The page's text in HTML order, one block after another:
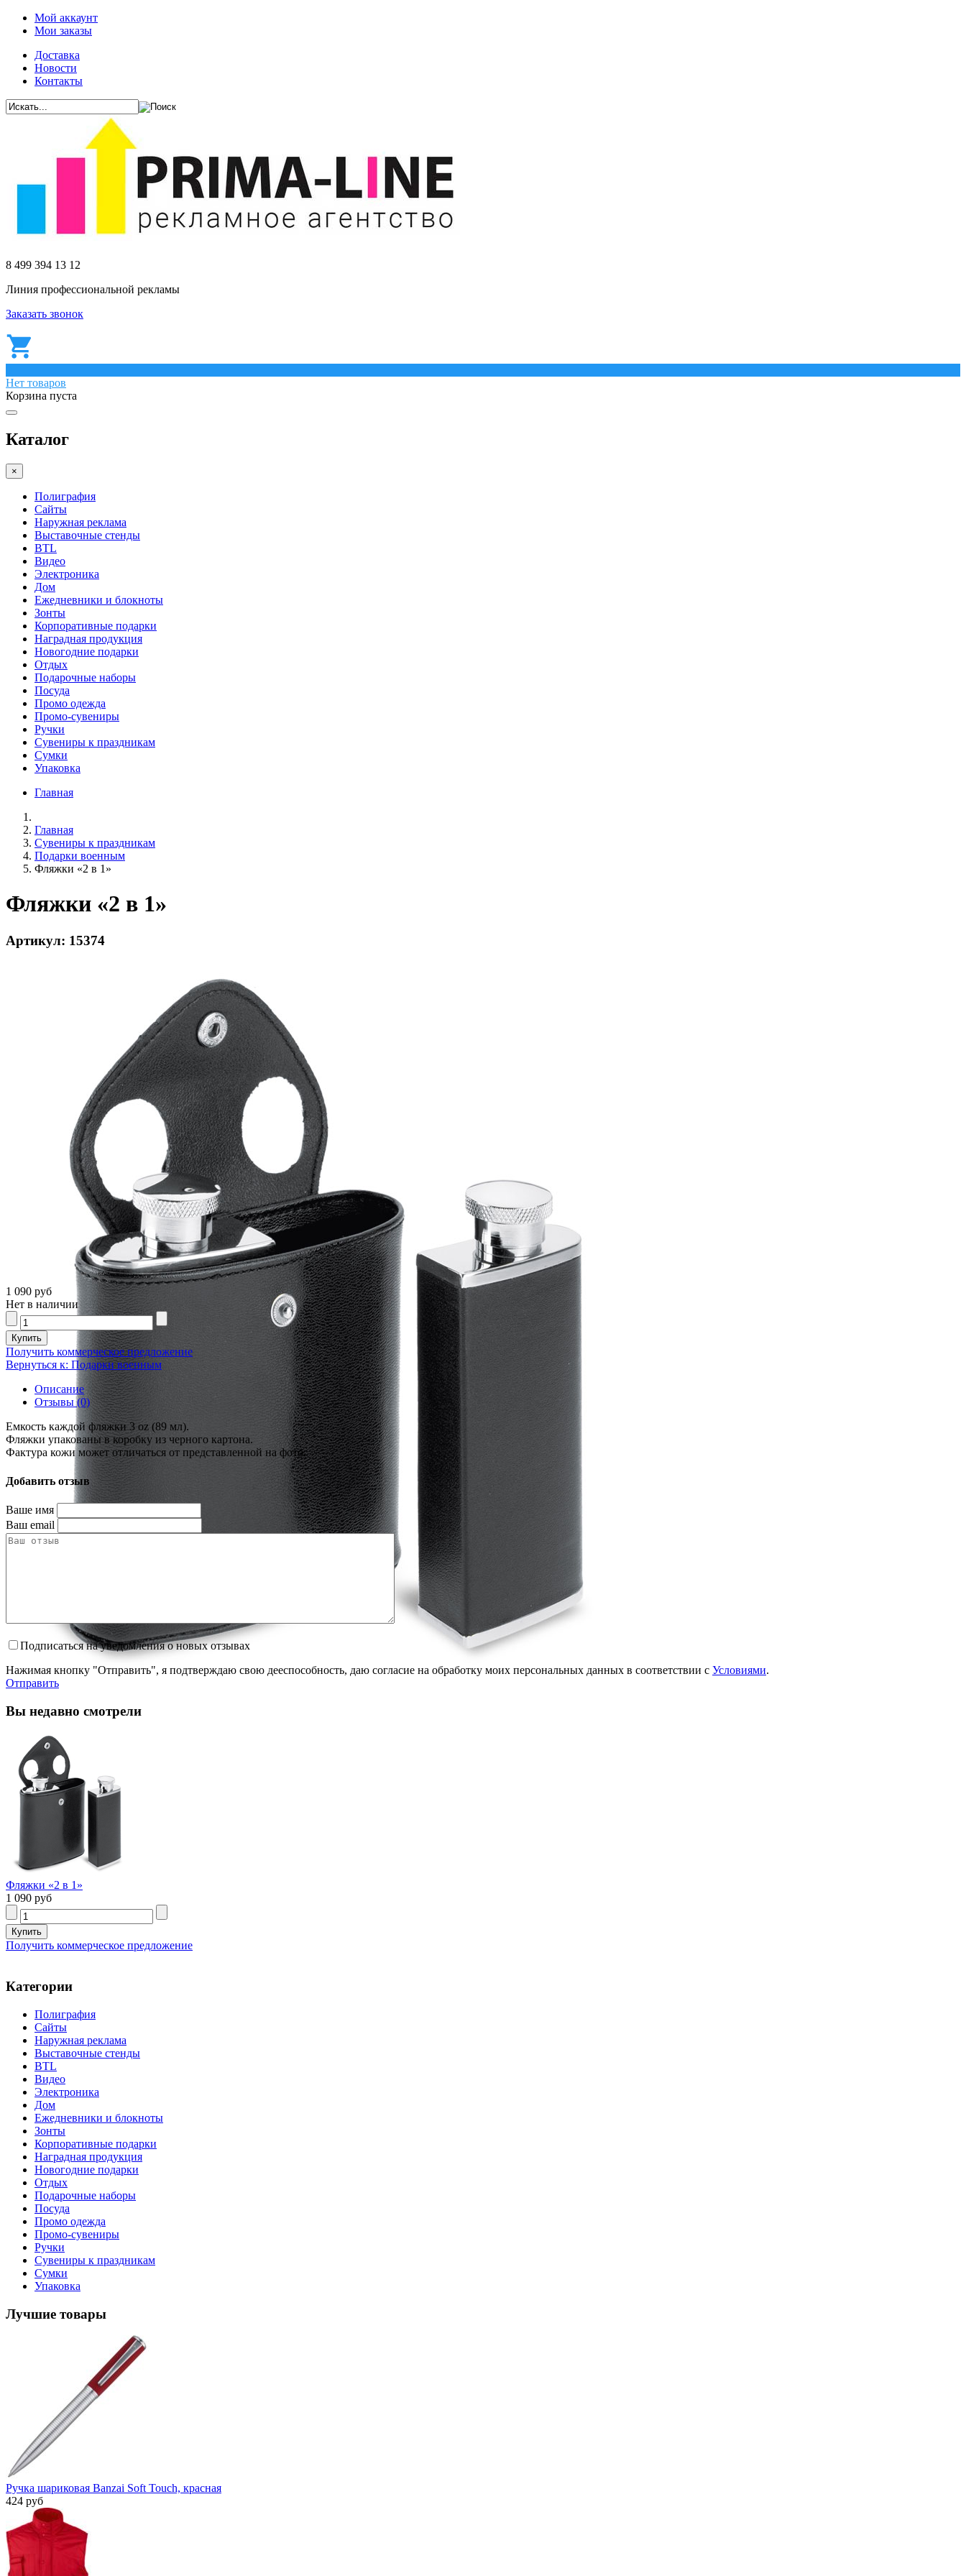
Мой аккаунт
Мои заказы
Доставка
Новости
Контакты
8 499 394 13 12
Линия профессиональной рекламы
Заказать звонок
Нет товаров
Корзина пуста
Каталог
×
Полиграфия
Сайты
Наружная реклама
Выставочные стенды
BTL
Видео
Электроника
Дом
Ежедневники и блокноты
Зонты
Корпоративные подарки
Наградная продукция
Новогодние подарки
Отдых
Подарочные наборы
Посуда
Промо одежда
Промо-сувениры
Ручки
Сувениры к праздникам
Сумки
Упаковка
Главная
Главная
Сувениры к праздникам
Подарки военным
Фляжки «2 в 1»
Фляжки «2 в 1»
Артикул: 15374
1 090 руб
Нет в наличии
Получить коммерческое предложение
Вернуться к: Подарки военным
Описание
Отзывы (0)
Емкость каждой фляжки 3 oz (89 мл).
Фляжки упакованы в коробку из черного картона.
Фактура кожи может отличаться от представленной на фото.
Добавить отзыв
Ваше имя
Ваш email
Подписаться на уведомления о новых отзывах
Нажимая кнопку "Отправить", я подтверждаю свою дееспособность, даю согласие на обработку моих персональных данных в соответствии с Условиями.
Отправить
Вы недавно смотрели
Фляжки «2 в 1»
1 090 руб
Получить коммерческое предложение
Категории
Полиграфия
Сайты
Наружная реклама
Выставочные стенды
BTL
Видео
Электроника
Дом
Ежедневники и блокноты
Зонты
Корпоративные подарки
Наградная продукция
Новогодние подарки
Отдых
Подарочные наборы
Посуда
Промо одежда
Промо-сувениры
Ручки
Сувениры к праздникам
Сумки
Упаковка
Лучшие товары
Ручка шариковая Banzai Soft Touch, красная
424 руб